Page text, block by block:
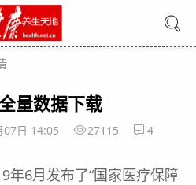
量数据下载
07日 14:05 27115 4
年6月发布了“国家医疗保障